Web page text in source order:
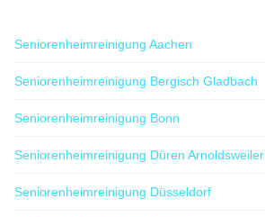
Seniorenheimreinigung Aachen
Seniorenheimreinigung Bergisch Gladbach
Seniorenheimreinigung Bonn
Seniorenheimreinigung Düren Arnoldsweiler
Seniorenheimreinigung Düsseldorf